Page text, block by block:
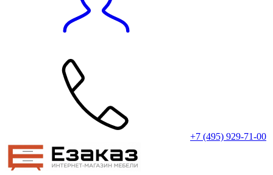
+7 (495) 929-71-00